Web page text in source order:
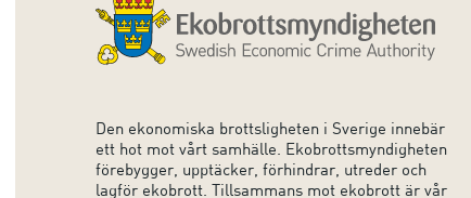
Den ekonomiska brottsligheten i Sverige innebär
ett hot mot vårt samhälle. Ekobrottsmyndigheten
förebygger, upptäcker, förhindrar, utreder och
lagför ekobrott. Tillsammans mot ekobrott är vår